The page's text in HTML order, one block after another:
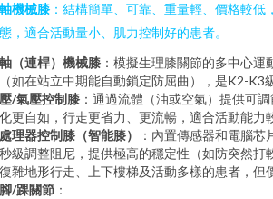
機械膝 ：結構簡單、可靠、重量輕、價格較
，適合活動量小、肌力控制好的患者。
（連桿）機械膝 ：模擬生理膝關節的多中心
如在站立中期能自動鎖定防屈曲），是K2-K3
/氣壓控制膝 ：通過流體（油或空氣）提供可
更自如，行走更省力、更流暢，適合活動能力
理器控制膝（智能膝）
：內置傳感器和電腦
級調整阻尼，提供極高的穩定性（如防突然打
雜地形行走、上下樓梯及活動多樣的患者，但
/踝關節 ：